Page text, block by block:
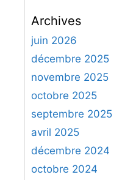
h
e
r
h
e
r
:
Archives
juin 2026
décembre 2025
novembre 2025
octobre 2025
septembre 2025
avril 2025
décembre 2024
octobre 2024